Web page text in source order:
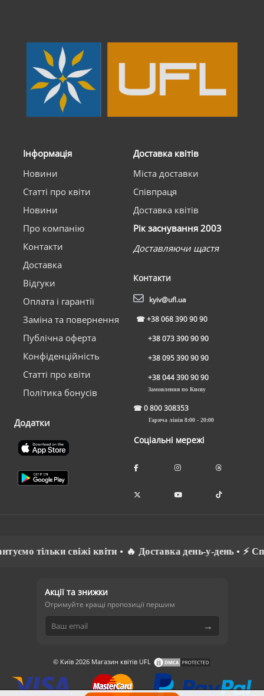
Інформація
Новини
Статті про квіти
Новини
Про компанію
Контакти
Доставка
Відгуки
Оплата і гарантії
Заміна та повернення
Публічна оферта
Конфіденційність
Статті про квіти
Політика бонусів
Додатки
Доставка квітів
Міста доставки
Співпраця
Доставка квітів
Рік заснування 2003
Доставляючи щастя
Контакти
kyiv@ufl.ua
☎+38 068 390 90 90
+38 073 390 90 90
+38 095 390 90 90
+38 044 390 90 90
Замовлення по Києву
☎0 800 308353
Гаряча лінія 8:00 - 20:00
Соціальні мережі
свіжі квіти • 🔥 Доставка день-у-день • ⚡
Акції та знижки
Отримуйте кращі пропозиції першим
→
© Київ 2026 Магазин квітів UFL